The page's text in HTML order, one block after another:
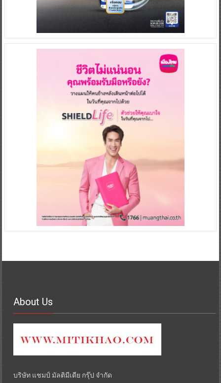
About Us
บริษัท แชมป์ มัลติมีเดีย กรุ๊ป จำกัด